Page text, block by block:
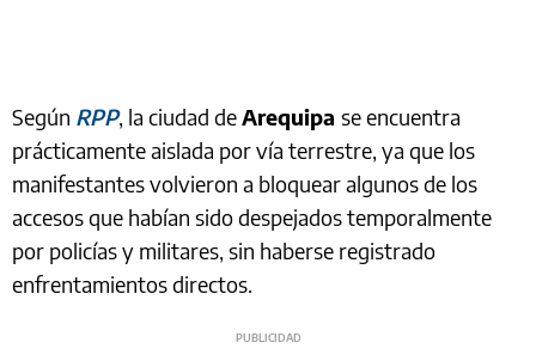
Según RPP, la ciudad deArequipa se encuentra
prácticamente aislada por vía terrestre, ya que los
manifestantes volvieron a bloquear algunos de los
accesos que habían sido despejados temporalmente
por policías y militares, sin haberse registrado
enfrentamientos directos.